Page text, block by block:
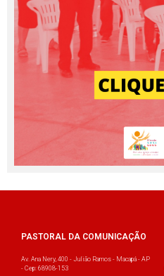
PASTORAL DA COMUNICAÇÃO
Av. Ana Nery, 400 - Julião Ramos - Macapá - AP
- Cep: 68908-153